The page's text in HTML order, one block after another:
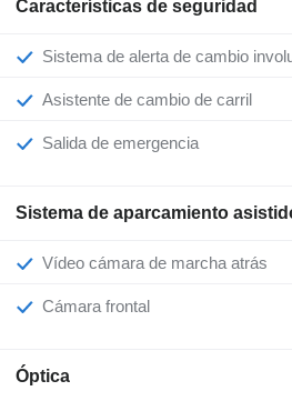
Características de seguridad
Sistema de alerta de cambio
Asistente de cambio de carril
Salida de emergencia
Sistema de aparcamiento
Vídeo cámara de marcha atrás
Cámara frontal
Óptica